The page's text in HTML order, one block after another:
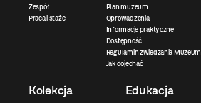
Zespół
Praca i staże
Plan muzeum
Oprowadzenia
Informacje praktyczne
Dostępność
Regulamin zwiedzania Muzeum
Jak dojechać
Kolekcja Edukacja